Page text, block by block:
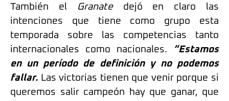
También el Granatedejó en claro las
intenciones que tiene como grupo esta
temporada sobre las competencias tanto
internacionales como nacionales.
“Estamos
en un período de definición y no podemos
fallar. Las victorias tienen que venir porque si
queremos salir campeón hay que ganar, que